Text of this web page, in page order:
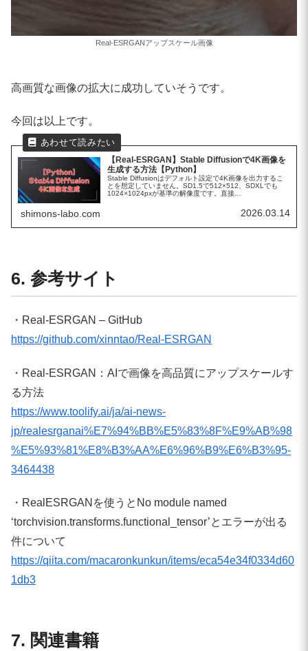
Real-ESRGANアップスケール画像
高画質な画像の拡大に成功していそうです。
今回は以上です。
【Real-ESRGAN】Stable Diffusionで4K画像を
生成する方法【Python】
Stable Diffusionはデフォルト設定で4K画像を出力するこ
とを想定していません。SD1.5で512×512、SDXLでも
1024×1024pxが基準の解像度です。直接
shimons-labo.com 2026.03.14
6. 参考サイト
・Real-ESRGAN – GitHub
https://github.com/xinntao/Real-ESRGAN
・Real-ESRGAN：AIで画像を高品質にアップスケールす
る方法
https://www.toolify.ai/ja/ai-news-
jp/realesrganai%E7%94%BB%E5%83%8F%E9%AB%98
%E5%93%81%E8%B3%AA%E6%96%B9%E6%B3%95-
3464438
・RealESRGANを使うとNo module named
‘torchvision.transforms.functional_tensor’とエラーが出る
件について
https://qiita.com/macaronkunkun/items/eca54e34f0334d60
1db3
7. 関連書籍